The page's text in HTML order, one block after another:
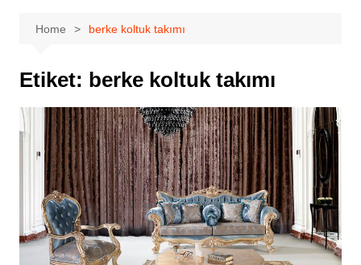
Home berke koltuk takımı
Etiket: berke koltuk takımı